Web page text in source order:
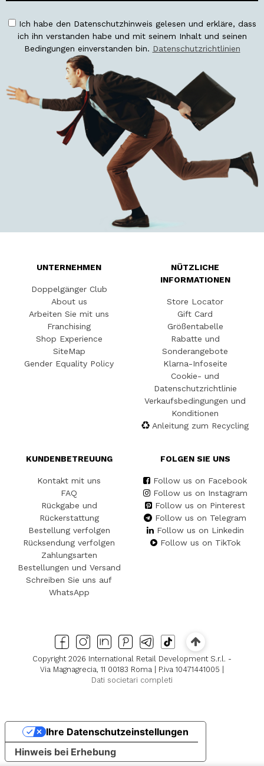
Ich habe den Datenschutzhinweis gelesen und erkläre, dass
ich ihn verstanden habe und mit seinem Inhalt und seinen
Bedingungen einverstanden bin. Datenschutzrichtlinien
UNTERNEHMEN
Doppelgänger Club
About us
Arbeiten Sie mit uns
Franchising
Shop Experience
SiteMap
Gender Equality Policy
NÜTZLICHE
INFORMATIONEN
Store Locator
Gift Card
Größentabelle
Rabatte und
Sonderangebote
Klarna-Infoseite
Cookie- und
Datenschutzrichtlinie
Verkaufsbedingungen und
Konditionen
Anleitung zum Recycling
KUNDENBETREUUNG
Kontakt mit uns
FAQ
Rückgabe und
Rückerstattung
Bestellung verfolgen
Rücksendung verfolgen
Zahlungsarten
Bestellungen und Versand
Schreiben Sie uns auf
WhatsApp
FOLGEN SIE UNS
Follow us on Facebook
Follow us on Instagram
Follow us on Pinterest
Follow us on Telegram
Follow us on Linkedin
Follow us on TikTok
Copyright 2026 International Retail Development S.r.l. -
Via Magnagrecia, 11 00183 Roma | P.iva 10471441005 |
Dati societari completi
Hinweis bei Erhebung
Ihre Datenschutzeinstellungen